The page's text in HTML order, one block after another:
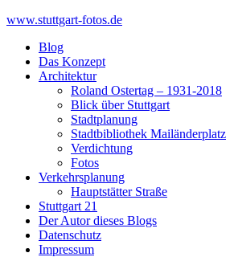
Skip
content
www.stuttgart-fotos.de
Blog
Das Konzept
Architektur
Roland Ostertag – 1931-2018
Blick über Stuttgart
Stadtplanung
Stadtbibliothek Mailänderplatz
Verdichtung
Fotos
Verkehrsplanung
Hauptstätter Straße
Stuttgart 21
Der Autor dieses Blogs
Datenschutz
Impressum